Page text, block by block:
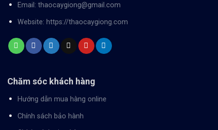
Email: thaocaygiong@gmail.com
Website: https://thaocaygiong.com
Chăm sóc khách hàng
Hướng dẫn mua hàng online
Chính sách bảo hành